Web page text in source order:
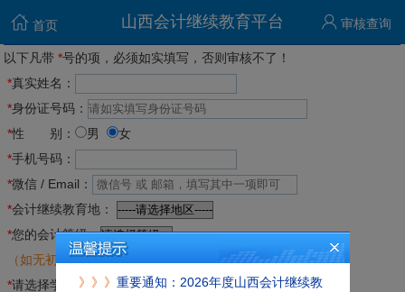
首页 山西会计继续教育平台 审核查询
以下凡带 *号的项，必须如实填写，否则审核不了！
*真实姓名：
*身份证号码：
*性 别： 男
女
*手机号码：
*微信 / Email：
*会计继续教育地：
*您的会计等级：
（如无初级/中级/高会/注会证书,则选一般会计人员）
*请选择学时：》》》 重要通知：2026年度山西会计继续教